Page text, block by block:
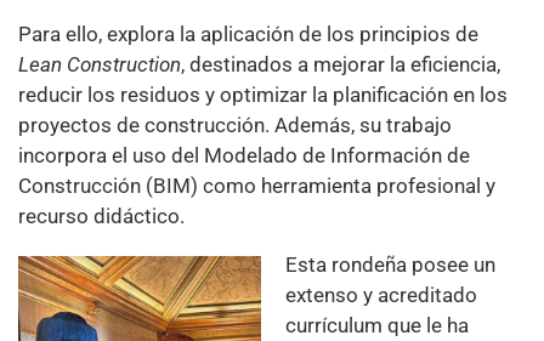
Para ello, explora la aplicación de los principios de
Lean Construction, destinados a mejorar la eficiencia,
reducir los residuos y optimizar la planificación en los
proyectos de construcción. Además, su trabajo
incorpora el uso del Modelado de Información de
Construcción (BIM) como herramienta profesional y
recurso didáctico.
Esta rondeña posee un
extenso y acreditado
currículum que le ha